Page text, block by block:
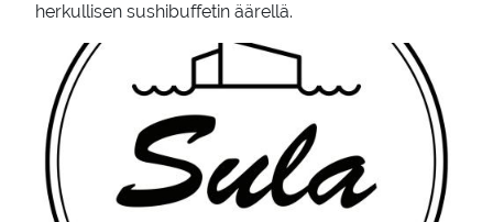
herkullisen sushibuffetin äärellä.